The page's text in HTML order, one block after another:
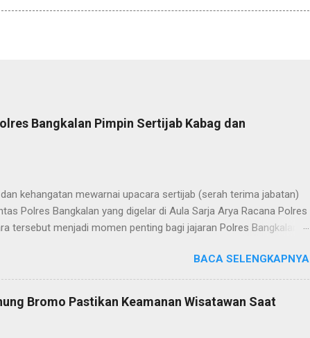
Bangkalan Pimpin Sertijab Kabag dan
kehangatan mewarnai upacara sertijab (serah terima jabatan)
Polres Bangkalan yang digelar di Aula Sarja Arya Racana Polres
tersebut menjadi momen penting bagi jajaran Polres Bangkalan,
Dalam sertijab tersebut, KOMPOL Hery Kusnanto, S.H.,
Log Polres Bangkalan untuk mengemban amanah baru sebagai
Log Polres Bangkalan selanjutnya dijabat oleh KOMPOL Moch.
tugas sebagai Kabag Ops Polres Bangkalan. Sementara
BACA SELENGKAPNYA
Bromo Pastikan Keamanan Wisatawan Saat